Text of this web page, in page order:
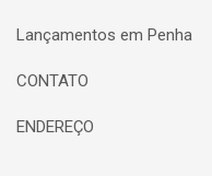
Lançamentos em Penha
CONTATO
ENDEREÇO